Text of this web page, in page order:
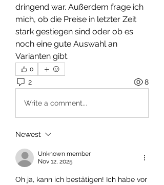
dringend war. Außerdem frage ich
mich, ob die Preise in letzter Zeit
stark gestiegen sind oder ob es
noch eine gute Auswahl an
Varianten gibt.
0
2 8
Write a comment...
Newest
Unknown member
Nov 12, 2025
Oh ja, kann ich bestätigen! Ich habe vor